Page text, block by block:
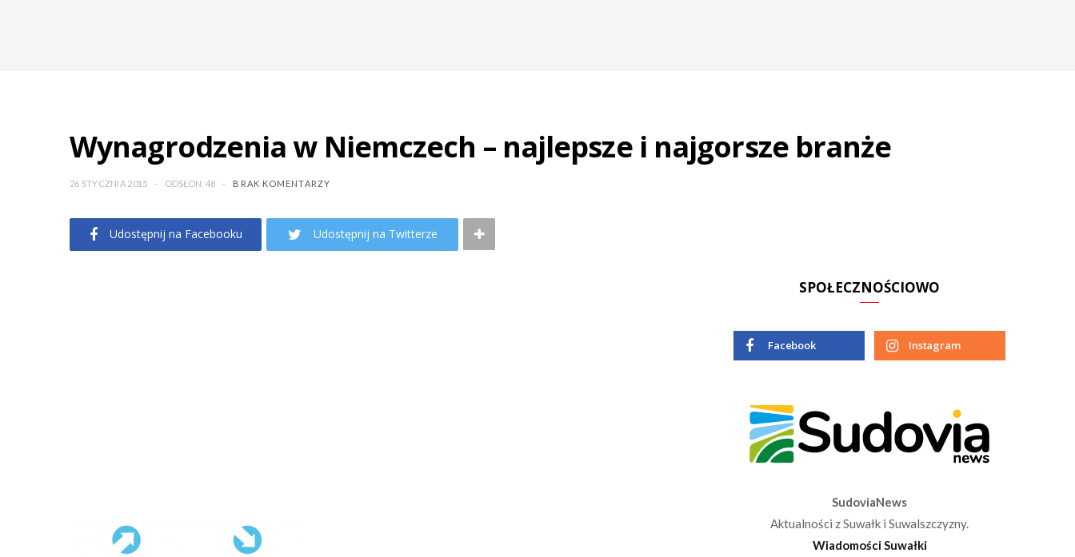
Wynagrodzenia w Niemczech – najlepsze i najgorsze branże
26 STYCZNIA 2015 ODSŁON: 48 BRAK KOMENTARZY
Udostępnij na Facebooku Udostępnij na Twitterze
SPOŁECZNOŚCIOWO
Facebook Instagram
SudoviaNews
Aktualności z Suwałk i Suwalszczyzny.
Wiadomości Suwałki